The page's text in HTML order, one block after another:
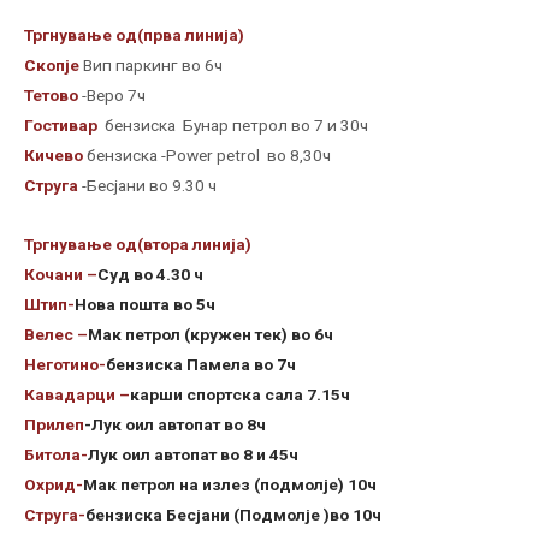
Тргнување од(прва линија)
СкопјеВип паркинг во 6ч
Тетово-Веро 7ч
Гостивар бензиска Бунар петрол во 7 и 30ч
Кичевобензиска -Power petrol во 8,30ч
Струга -Бесјани во 9.30 ч
Тргнување од(втора линија)
Кочани –Суд во 4.30 ч
Штип-Нова пошта во 5ч
Велес –Мак петрол (кружен тек) во 6ч
Неготино-бензиска Памела во 7ч
Кавадарци –карши спортска сала 7.15ч
Прилеп-Лук оил автопат во 8ч
Битола-Лук оил автопат во 8 и 45ч
Охрид-Мак петрол на излез (подмолје) 10ч
Струга-бензиска Бесјани (Подмолје )во 10ч